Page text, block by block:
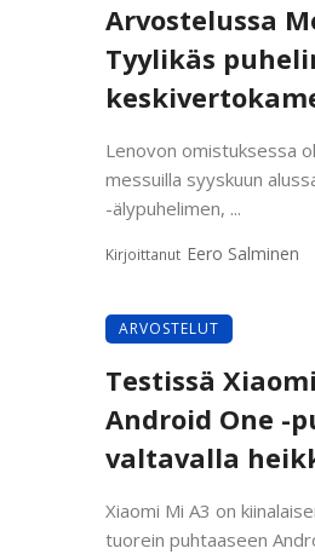
Arvostelussa
Tyylikäs
Lenovon omistuksessa
messuilla syyskuun
-älypuhelimen, ...
Kirjoittanut Eero Salminen
ARVOSTELUT
Testissä
Android One -
valtavalla
Xiaomi Mi A3 on
tuorein puhtaaseen